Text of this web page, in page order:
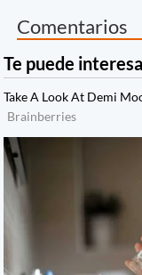
Comentarios